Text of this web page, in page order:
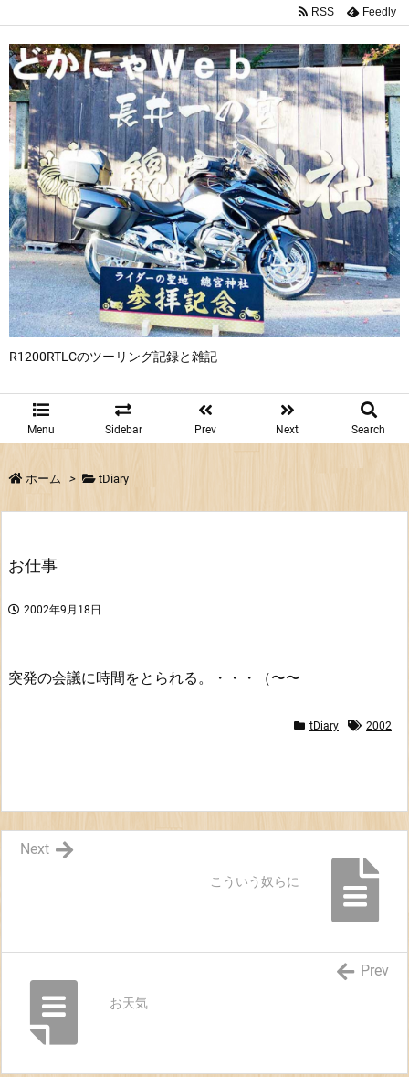
R1200RTLCのツーリング記録と雑記
Menu Sidebar Prev Next Search
RSS Feedly
ホーム > tDiary
お仕事
2002年9月18日
突発の会議に時間をとられる。・・・（〜〜
tDiary 2002
こういう奴らに
Next
お天気
Prev